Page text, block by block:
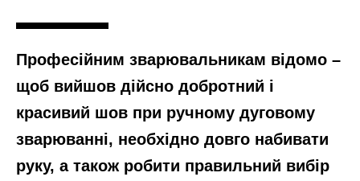
Професійним зварювальникам відомо –
щоб вийшов дійсно добротний і
красивий шов при ручному дуговому
зварюванні, необхідно довго набивати
руку, а також робити правильний вибір